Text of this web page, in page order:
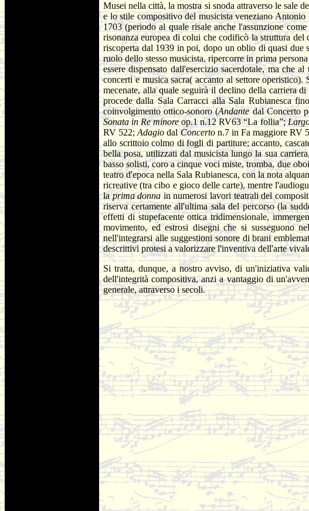
Musei nella città, la mostra si snoda attraverso le sale
e lo stile compositivo del musicista veneziano
1703 (periodo al quale risale anche l'assunzione
risonanza europea di colui che codificò la struttura
riscoperta dal 1939 in poi, dopo un oblio di quasi due
ruolo dello stesso musicista, ripercorre in prima
essere dispensato dall'esercizio sacerdotale, ma che
concerti e musica sacra( accanto al settore
mecenate, alla quale seguirà il declino della carriera
procede dalla Sala Carracci alla Sala Rubianesca
coinvolgimento ottico-sonoro (Andantedal Concerto
Sonata in Re minoreop.1 n.12 RV63 “La follia”;
RV 522;AdagiodalConcerto n.7 in Fa maggiore RV
allo scrittoio colmo di fogli di partiture; accanto,
bella posa, utilizzati dal musicista lungo la sua
basso solisti, coro a cinque voci miste, tromba, due
teatro d'epoca nella Sala Rubianesca, con la nota
ricreative (tra cibo e gioco delle carte), mentre
laprima donnain numerosi lavori teatrali del
riserva certamente all'ultima sala del percorso (la
effetti di stupefacente ottica tridimensionale,
movimento, ed estrosi disegni che si susseguono
nell'integrarsi alle suggestioni sonore di brani
descrittivi protesi a valorizzare l'inventiva dell'arte
Si tratta, dunque, a nostro avviso, di un'iniziativa
dell'integrità compositiva, anzi a vantaggio di
generale, attraverso i secoli.